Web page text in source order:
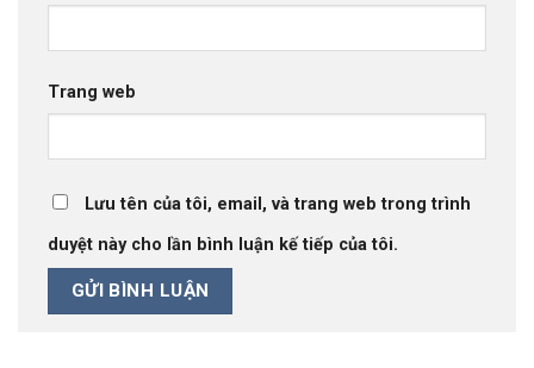
Trang web
Lưu tên của tôi, email, và trang web trong trình
duyệt này cho lần bình luận kế tiếp của tôi.